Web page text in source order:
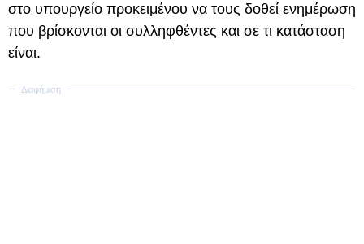
στο υπουργείο προκειμένου να τους δοθεί ενημέρωση
που βρίσκονται οι συλληφθέντες και σε τι κατάσταση
είναι.